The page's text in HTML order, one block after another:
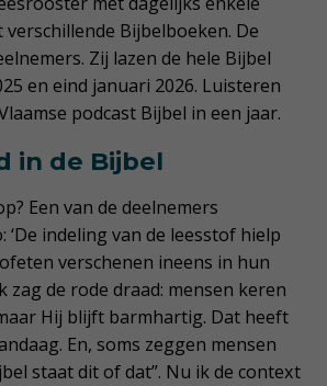
Bijbelboeken. De
Zij lazen de hele Bijbel
en eind januari 2026. Luisteren
podcast Bijbel in een jaar.
in de Bijbel
Een van de deelnemers
indeling van de leesstof hielp
verschenen ineens in hun
zag de rode draad: mensen keren
Hij blijft barmhartig. Dat heeft
En, soms zeggen mensen
staat dit of dat”. Nu ik de context